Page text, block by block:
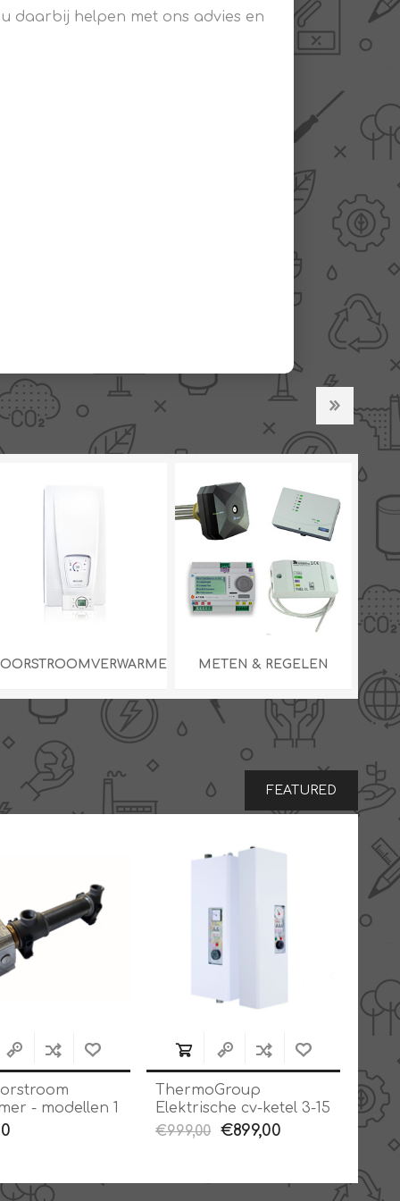
daarbij helpen met ons advies en
METEN & REGELEN
FEATURED
- modellen 1
ThermoGroup
Elektrische cv-ketel 3-15
kW met pomp
€999,00 €899,00